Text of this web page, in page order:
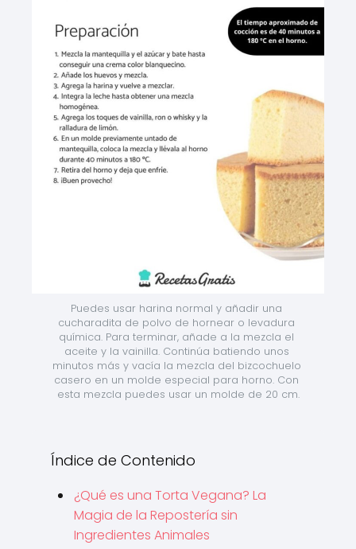
Puedes usar harina normal y añadir una
cucharadita de polvo de hornear o levadura
química. Para terminar, añade a la mezcla el
aceite y la vainilla. Continúa batiendo unos
minutos más y vacía la mezcla del bizcochuelo
casero en un molde especial para horno. Con
esta mezcla puedes usar un molde de 20 cm.
Índice de Contenido
¿Qué es una Torta Vegana? La
Magia de la Repostería sin
Ingredientes Animales